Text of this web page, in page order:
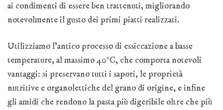
ai condimenti di essere ben trattenuti, migliorando
notevolmente il gusto dei primi piatti realizzati.
Utilizziamo l’antico processo di essiccazione a basse
temperature, al massimo 40°C, che comporta notevoli
vantaggi: si preservano tutti i sapori, le proprietà
nutritive e organolettiche del grano di origine, e infine
gli amidi che rendono la pasta più digeribile oltre che più